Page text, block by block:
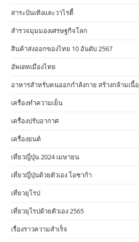
สาระบันเทิงและวาไรตี้
สำรวจมุมมองเศรษฐกิจโลก
สินค้าส่งออกของไทย 10 อันดับ 2567
อัพเดทเมืองไทย
อาหารสําหรับคนออกกําลังกาย สร้างกล้ามเนื้อ
เครื่องทำความเย็น
เครื่องปรับอากาศ
เครื่องยนต์
เที่ยวญี่ปุ่น 2024 เมษายน
เที่ยวญี่ปุ่นด้วยตัวเอง โอซาก้า
เที่ยวยุโรป
เที่ยวยุโรปด้วยตัวเอง 2565
เรื่องราวความสำเร็จ